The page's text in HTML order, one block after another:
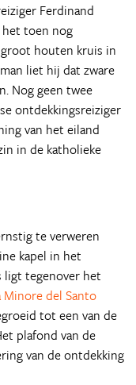
Ferdinand
het toen nog
houten kruis in
liet hij dat zware
Nog geen twee
ontdekkingsreiziger
van het eiland
in de katholieke
te verweren
kapel in het
ligt tegenover het
Minore del Santo
tot een van de
plafond van de
van de ontdekking